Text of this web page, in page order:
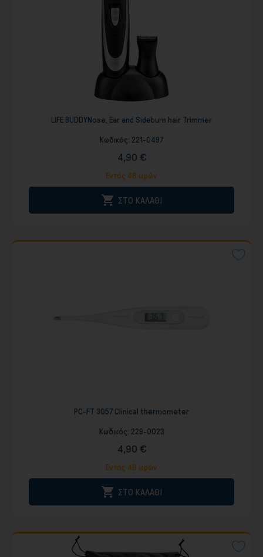
LIFE BUDDYNose, Ear and Sideburn hair Trimmer
Κωδικός: 221-0497
4,90 €
Εντός 48 ωρών
 ΣΤΟ ΚΑΛΑΘΙ
PC-FT 3057 Clinical thermometer
Κωδικός: 229-0023
4,90 €
Εντός 48 ωρών
 ΣΤΟ ΚΑΛΑΘΙ